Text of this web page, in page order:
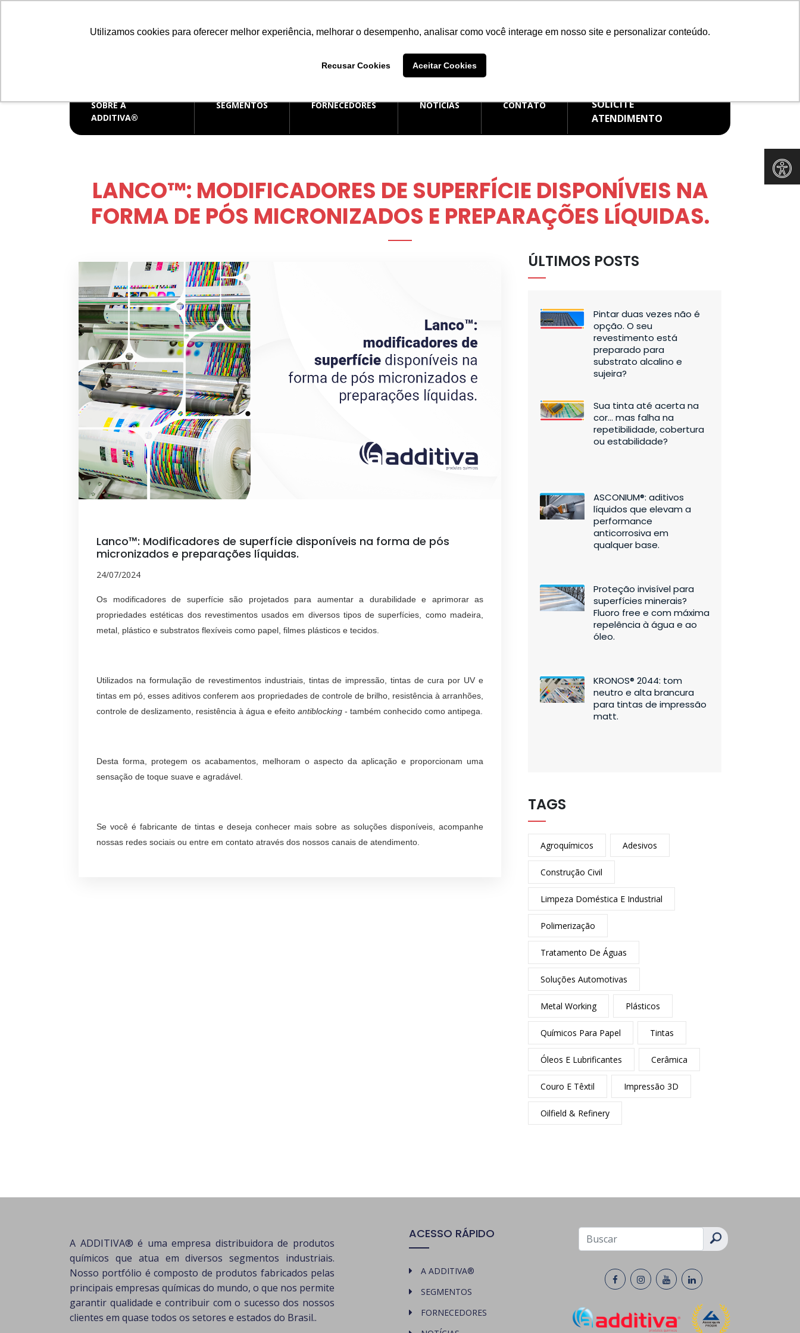
Utilizamos cookies para oferecer melhor experiência, melhorar o desempenho, analisar como você interage em nosso site e personalizar conteúdo.
Recusar Cookies Aceitar Cookies
vendas@additiva.com.br
SAC
0800 006 0050
SOBRE A
ADDITIVA®
SEGMENTOS FORNECEDORES NOTÍCIAS CONTATO
SOLICITE
ATENDIMENTO
LANCO™: MODIFICADORES DE SUPERFÍCIE DISPONÍVEIS NA
FORMA DE PÓS MICRONIZADOS E PREPARAÇÕES LÍQUIDAS.
Lanco™: Modificadores de superfície disponíveis na forma de pós
micronizados e preparações líquidas.
24/07/2024
Os modificadores de superfície são projetados para aumentar a durabilidade e aprimorar as
propriedades estéticas dos revestimentos usados em diversos tipos de superfícies, como madeira,
metal, plástico e substratos flexíveis como papel, filmes plásticos e tecidos.
Utilizados na formulação de revestimentos industriais, tintas de impressão, tintas de cura por UV e
tintas em pó, esses aditivos conferem aos propriedades de controle de brilho, resistência à arranhões,
controle de deslizamento, resistência à água e efeito antiblocking - também conhecido como antipega.
Desta forma, protegem os acabamentos, melhoram o aspecto da aplicação e proporcionam uma
sensação de toque suave e agradável.
Se você é fabricante de tintas e deseja conhecer mais sobre as soluções disponíveis, acompanhe
nossas redes sociais ou entre em contato através dos nossos canais de atendimento.
ÚLTIMOS POSTS
Pintar duas vezes não é
opção. O seu
revestimento está
preparado para
substrato alcalino e
sujeira?
Sua tinta até acerta na
cor… mas falha na
repetibilidade, cobertura
ou estabilidade?
ASCONIUM®: aditivos
líquidos que elevam a
performance
anticorrosiva em
qualquer base.
Proteção invisível para
superfícies minerais?
Fluoro free e com máxima
repelência à água e ao
óleo.
KRONOS® 2044: tom
neutro e alta brancura
para tintas de impressão
matt.
TAGS
Agroquímicos Adesivos
Construção Civil
Limpeza Doméstica E Industrial
Polimerização
Tratamento De Águas
Soluções Automotivas
Metal Working Plásticos
Químicos Para Papel Tintas
Óleos E Lubrificantes Cerâmica
Couro E Têxtil Impressão 3D
Oilfield & Refinery
A ADDITIVA® é uma empresa distribuidora de produtos
químicos que atua em diversos segmentos industriais.
Nosso portfólio é composto de produtos fabricados pelas
principais empresas químicas do mundo, o que nos permite
garantir qualidade e contribuir com o sucesso dos nossos
clientes em quase todos os setores e estados do Brasil..
ACESSO RÁPIDO
A ADDITIVA®
SEGMENTOS
FORNECEDORES